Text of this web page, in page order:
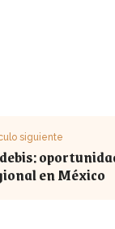
siguiente
en México